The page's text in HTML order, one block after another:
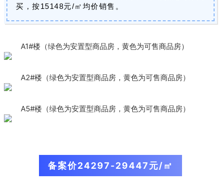
买，按15148元/㎡均价销售。
A1#楼（绿色为安置型商品房，黄色为可售商品房）
A2#楼（绿色为安置型商品房，黄色为可售商品房）
A5#楼（绿色为安置型商品房，黄色为可售商品房）
备案价24297-29447元/㎡